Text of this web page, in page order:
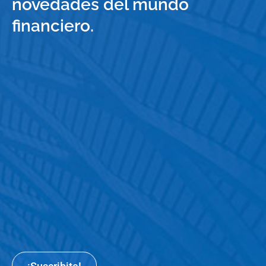
novedades del mundo
financiero.